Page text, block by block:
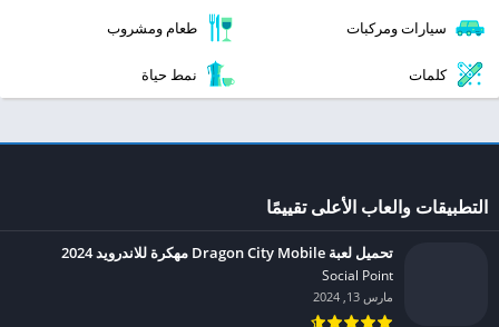
سيارات ومركبات طعام ومشروب
كلمات نمط حياة
التطبيقات والعاب الأعلى تقييمًا
تحميل لعبة Dragon City Mobile مهكرة للاندرويد 2024
Social Point‏
مارس 13, 2024